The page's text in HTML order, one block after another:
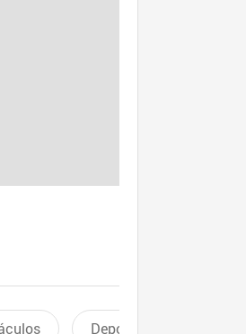
Deportes recreativos